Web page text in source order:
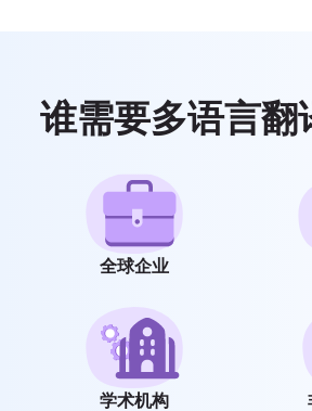
谁需要多语言翻
全球企业
学术机构